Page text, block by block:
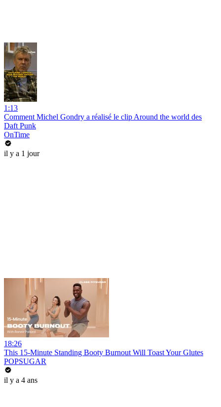
1:13
Comment Michel Gondry a réalisé le clip Around the world des
Daft Punk
OnTime
il y a 1 jour
18:26
This 15-Minute Standing Booty Burnout Will Toast Your Glutes
POPSUGAR
il y a 4 ans